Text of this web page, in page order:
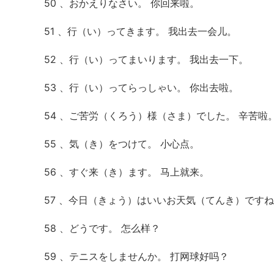
50 、おかえりなさい。 你回来啦。
51 、行（い）ってきます。 我出去一会儿。
52 、行（い）ってまいります。 我出去一下。
53 、行（い）ってらっしゃい。 你出去啦。
54 、ご苦労（くろう）様（さま）でした。 辛苦啦。
55 、気（き）をつけて。 小心点。
56 、すぐ来（き）ます。 马上就来。
57 、今日（きょう）はいいお天気（てんき）ですね
58 、どうです。 怎么样？
59 、テニスをしませんか。 打网球好吗？